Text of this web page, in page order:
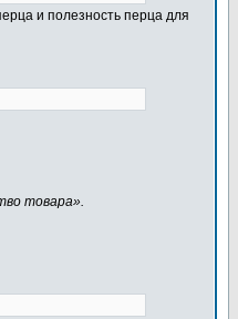
и полезность перца для
товара».